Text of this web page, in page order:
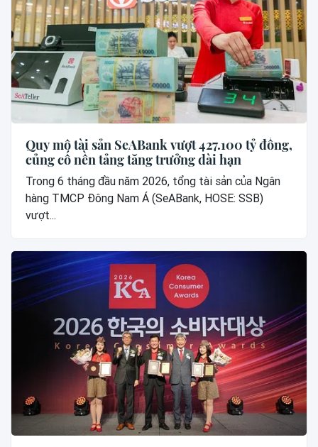
Quy mô tài sản SeABank vượt 427.100 tỷ đồng,
củng cố nền tảng tăng trưởng dài hạn
Trong 6 tháng đầu năm 2026, tổng tài sản của Ngân
hàng TMCP Đông Nam Á (SeABank, HOSE: SSB)
vượt...